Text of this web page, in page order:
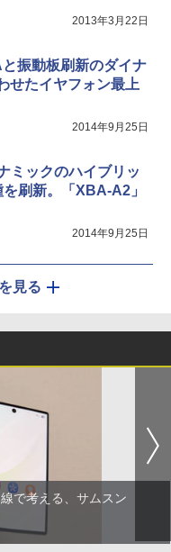
2013年3月22日
振動板刷新のダイナ
せたイヤフォン最上
2014年9月25日
ミックのハイブリッ
刷新。「XBA-A2」
2014年9月25日
見る
で考える、サムスン